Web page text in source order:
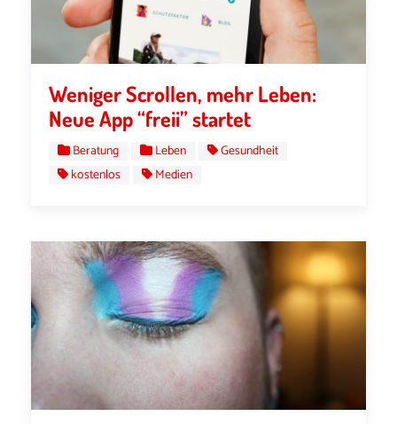
Weniger Scrollen, mehr Leben:
Neue App “freii” startet
Beratung Leben
Gesundheit
kostenlos
Medien